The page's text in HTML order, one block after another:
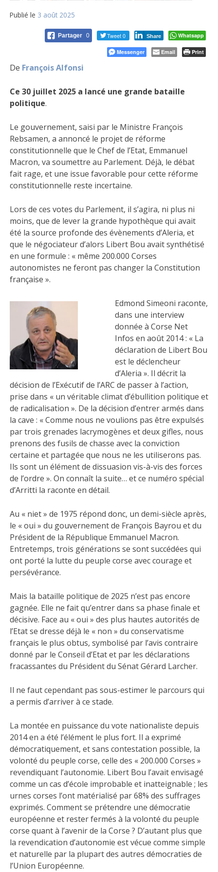
Publié le 3 août 2025
Partager 0 Tweet 0 Share Whatsapp
Messenger Email Print
De François Alfonsi
Ce 30 juillet 2025 a lancé une grande bataille
politique.
Le gouvernement, saisi par le Ministre François
Rebsamen, a annoncé le projet de réforme
constitutionnelle que le Chef de l’Etat, Emmanuel
Macron, va soumettre au Parlement. Déjà, le débat
fait rage, et une issue favorable pour cette réforme
constitutionnelle reste incertaine.
Lors de ces votes du Parlement, il s’agira, ni plus ni
moins, que de lever la grande hypothèque qui avait
été la source profonde des évènements d’Aleria, et
que le négociateur d’alors Libert Bou avait synthétisé
en une formule : « même 200.000 Corses
autonomistes ne feront pas changer la Constitution
française ».
Edmond Simeoni raconte,
dans une interview
donnée à Corse Net
Infos en août 2014 : « La
déclaration de Libert Bou
est le déclencheur
d’Aleria ». Il décrit la
décision de l’Exécutif de l’ARC de passer à l’action,
prise dans « un véritable climat d’ébullition politique et
de radicalisation ». De la décision d’entrer armés dans
la cave : « Comme nous ne voulions pas être expulsés
par trois grenades lacrymogènes et deux gifles, nous
prenons des fusils de chasse avec la conviction
certaine et partagée que nous ne les utiliserons pas.
Ils sont un élément de dissuasion vis-à-vis des forces
de l’ordre ». On connaît la suite… et ce numéro spécial
d’Arritti la raconte en détail.
Au « niet » de 1975 répond donc, un demi-siècle après,
le « oui » du gouvernement de François Bayrou et du
Président de la République Emmanuel Macron.
Entretemps, trois générations se sont succédées qui
ont porté la lutte du peuple corse avec courage et
persévérance.
Mais la bataille politique de 2025 n’est pas encore
gagnée. Elle ne fait qu’entrer dans sa phase finale et
décisive. Face au « oui » des plus hautes autorités de
l’Etat se dresse déjà le « non » du conservatisme
français le plus obtus, symbolisé par l’avis contraire
donné par le Conseil d’Etat et par les déclarations
fracassantes du Président du Sénat Gérard Larcher.
Il ne faut cependant pas sous-estimer le parcours qui
a permis d’arriver à ce stade.
La montée en puissance du vote nationaliste depuis
2014 en a été l’élément le plus fort. Il a exprimé
démocratiquement, et sans contestation possible, la
volonté du peuple corse, celle des « 200.000 Corses »
revendiquant l’autonomie. Libert Bou l’avait envisagé
comme un cas d’école improbable et inatteignable ; les
urnes corses l’ont matérialisé par 68% des suffrages
exprimés. Comment se prétendre une démocratie
européenne et rester fermés à la volonté du peuple
corse quant à l’avenir de la Corse ? D’autant plus que
la revendication d’autonomie est vécue comme simple
et naturelle par la plupart des autres démocraties de
l’Union Européenne.